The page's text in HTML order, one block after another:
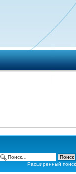
Расширенный поиск